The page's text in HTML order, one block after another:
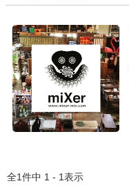
全1件中 1 - 1表示